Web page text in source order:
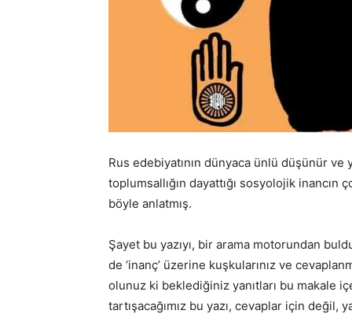
Rus edebiyatının dünyaca ünlü düşünür
toplumsallığın dayattığı sosyolojik inancın
böyle anlatmış.
Şayet bu yazıyı, bir arama motorundan
de ‘inanç’ üzerine kuşkularınız ve
olunuz ki beklediğiniz yanıtları bu makale
tartışacağımız bu yazı, cevaplar için değil,